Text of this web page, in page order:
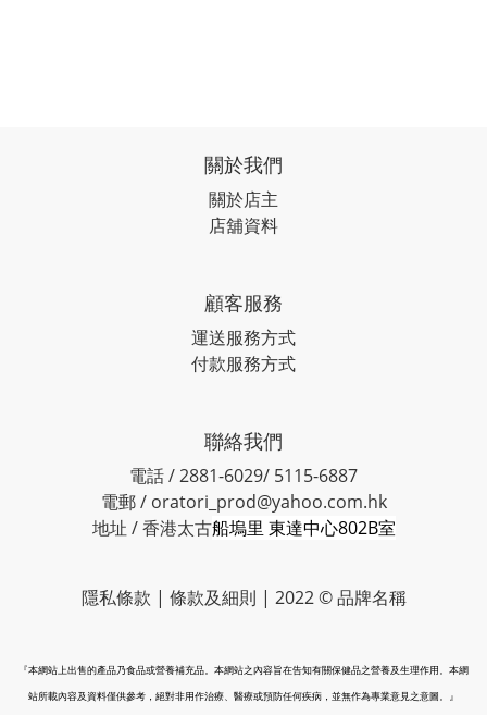
關於我們
關於店主
店舖資料
顧客服務
運送服務方式
付款服務方式
聯絡我們
電話 / 2881-6029/ 5115-6887
電郵 / oratori_prod@yahoo.com.hk
地址 / 香港太古船塢里 東達中心802B室
隱私條款 | 條款及細則 | 2022 © 品牌名稱
『本網站上出售的產品乃食品或營養補充品。本網站之內容旨在告知有關保健品之營養及生理作用。本網
站所載內容及資料僅供參考，絕對非用作治療、醫療或預防任何疾病，並無作為專業意見之意圖。』